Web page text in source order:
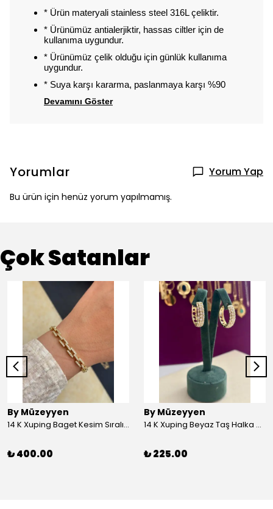
* Ürün materyali stainless steel 316L çeliktir.
* Ürünümüz antialerjiktir, hassas ciltler için de
kullanıma uygundur.
* Ürünümüz çelik olduğu için günlük kullanıma
uygundur.
* Suya karşı kararma, paslanmaya karşı %90
Devamını Göster
Yorumlar Yorum Yap
Bu ürün için henüz yorum yapılmamış.
Çok Satanlar
By Müzeyyen
14 K Xuping Baget Kesim Sıralı Bileklik
₺ 400.00
By Müzeyyen
14 K Xuping Beyaz Taş Halka Küpe
₺ 225.00